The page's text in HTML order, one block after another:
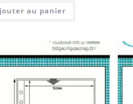
au panier